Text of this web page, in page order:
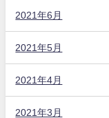
2021年6月
2021年5月
2021年4月
2021年3月